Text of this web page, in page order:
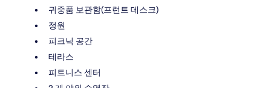
귀중품 보관함(프런트 데스크)
정원
피크닉 공간
테라스
피트니스 센터